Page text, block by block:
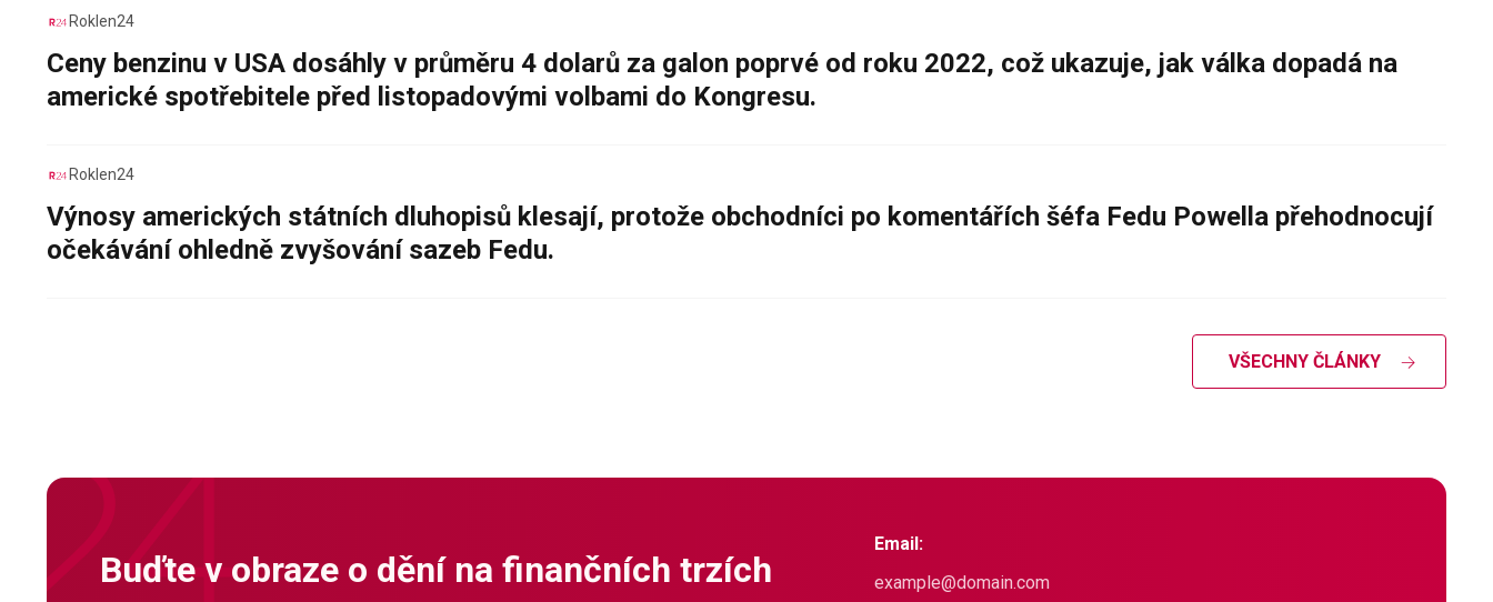
Roklen24
Ceny benzinu v USA dosáhly v průměru 4 dolarů za galon poprvé od roku 2022, což ukazuje, jak válka dopadá na
americké spotřebitele před listopadovými volbami do Kongresu.
Roklen24
Výnosy amerických státních dluhopisů klesají, protože obchodníci po komentářích šéfa Fedu Powella přehodnocují
očekávání ohledně zvyšování sazeb Fedu.
VŠECHNY ČLÁNKY
Buďte v obraze o dění na finančních trzích
Email: